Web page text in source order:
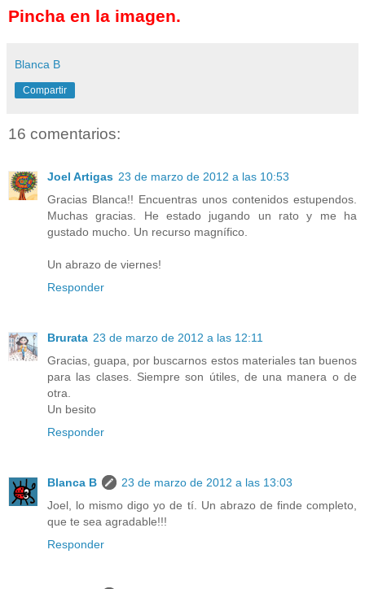
Pincha en la imagen.
Blanca B
Compartir
16 comentarios:
Joel Artigas 23 de marzo de 2012 a las 10:53
Gracias Blanca!! Encuentras unos contenidos estupendos.
Muchas gracias. He estado jugando un rato y me ha
gustado mucho. Un recurso magnífico.
Un abrazo de viernes!
Responder
Brurata 23 de marzo de 2012 a las 12:11
Gracias, guapa, por buscarnos estos materiales tan buenos
para las clases. Siempre son útiles, de una manera o de
otra.
Un besito
Responder
Blanca B
23 de marzo de 2012 a las 13:03
Joel, lo mismo digo yo de tí. Un abrazo de finde completo,
que te sea agradable!!!
Responder